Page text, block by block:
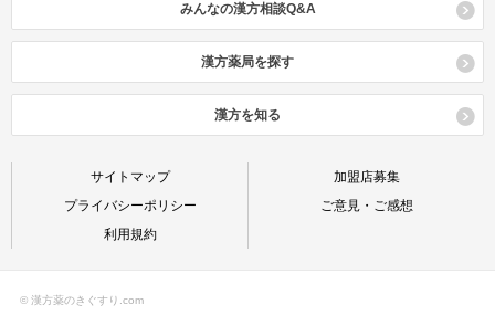
みんなの漢方相談Q&A
漢方薬局を探す
漢方を知る
サイトマップ
プライバシーポリシー
利用規約
加盟店募集
ご意見・ご感想
© 漢方薬のきぐすり.com